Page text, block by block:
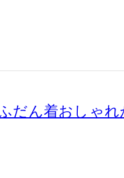
だん着おしゃ